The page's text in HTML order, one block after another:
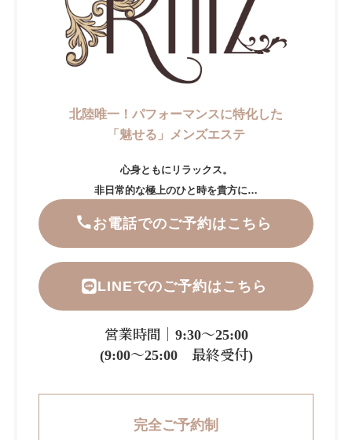
北陸唯一！パフォーマンスに特化した
「魅せる」メンズエステ
心身ともにリラックス。
非日常的な極上のひと時を貴方に…
お電話でのご予約はこちら
LINEでのご予約はこちら
営業時間｜9:30～25:00
(9:00～25:00 最終受付)
完全ご予約制